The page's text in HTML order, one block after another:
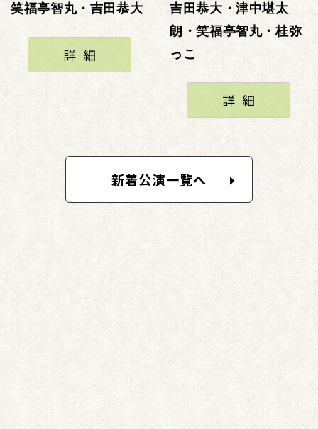
笑福亭智丸・吉田恭大
詳細
吉田恭大・津中堪太
朗・笑福亭智丸・桂弥
っこ
詳細
新着公演一覧へ